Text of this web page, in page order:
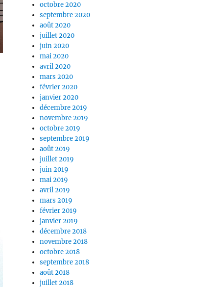
octobre 2020
septembre 2020
août 2020
juillet 2020
juin 2020
mai 2020
avril 2020
mars 2020
février 2020
janvier 2020
décembre 2019
novembre 2019
octobre 2019
septembre 2019
août 2019
juillet 2019
juin 2019
mai 2019
avril 2019
mars 2019
février 2019
janvier 2019
décembre 2018
novembre 2018
octobre 2018
septembre 2018
août 2018
juillet 2018